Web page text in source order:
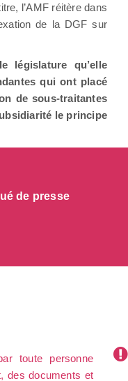
l’AMF réitère dans
de la DGF sur
législature qu’elle
qui ont placé
de sous-traitantes
le principe
de presse
toute personne
des documents et